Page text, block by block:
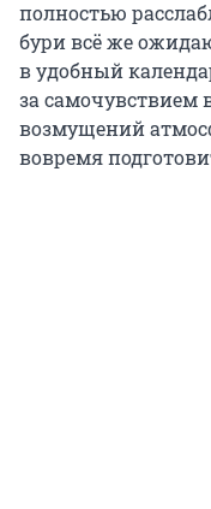
полностью
бури всё же
в удобный
за
возмущений
вовремя